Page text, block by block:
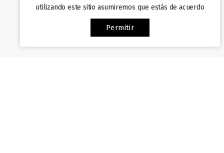
utilizando este sitio asumiremos que estás de acuerdo
Permitir
Afiliazon. Prohibida su copia. 2022